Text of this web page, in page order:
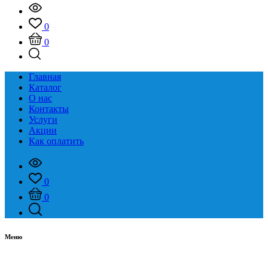
0
0
Главная
Каталог
О нас
Контакты
Услуги
Акции
Как оплатить
0
0
Меню